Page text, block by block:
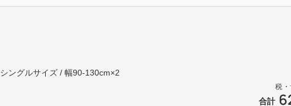
・キャンセルポリシーは前々日30%、前日50%、当日100%
通常の宿泊キャンセルポリシーとは異なりますのでご注意く
税
合計
シングルサイズ / 幅90-130cm×2